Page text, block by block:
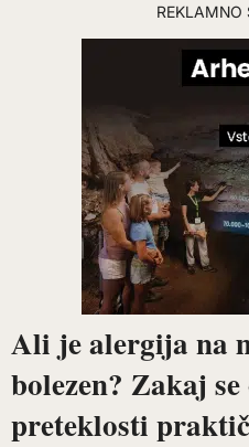
REKLAMNO
Ali je alergija na
bolezen? Zakaj
preteklosti